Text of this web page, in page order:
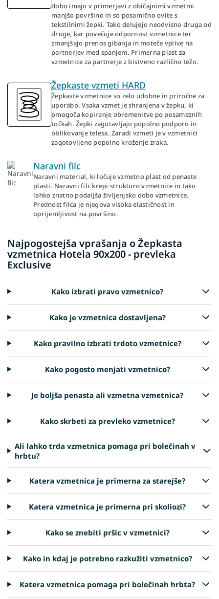
dobo imajo v primerjavi z običajnimi vzmetmi
manjšo površino in so posamično ovite s
tekstilnimi žepki. Tako delujejo neodvisno druga od
druge, kar povečuje odpornost vzmetnice ter
zmanjšajo prenos gibanja in moteče vplive na
partnerjev med spanjem. Primerna plast za
vzmetnice za partnerje z bistveno različno težo.
Žepkaste vzmeti HARD
Žepkaste vzmetnice so zelo udobne in priročne za
uporabo. Vsaka vzmet je shranjena v žepku, ki
omogoča kopiranje obremenitve po posameznih
točkah. Žepki zagotavljajo popolno podporo in
oblikovanje telesa. Zaradi vzmeti je v vzmetnici
zagotovljeno popolno kroženje zraka.
Naravni filc
Naravni material, ki ločuje vzmetno plast od penaste
plasti. Naravni filc krepi strukturo vzmetnice in tako
lahko znatno podaljša življenjsko dobo vzmetnice.
Prednost filca je njegova visoka elastičnost in
oprijemljivost na površino.
Najpogostejša vprašanja o Žepkasta
vzmetnica Hotela 90x200 - prevleka
Exclusive
Kako izbrati pravo vzmetnico?
Kako je vzmetnica dostavljena?
Kako pravilno izbrati trdoto vzmetnice?
Kako pogosto menjati vzmetnico?
Je boljša penasta ali vzmetna vzmetnica?
Kako skrbeti za prevleko vzmetnice?
Ali lahko trda vzmetnica pomaga pri bolečinah v
hrbtu?
Katera vzmetnica je primerna za starejše?
Katera vzmetnica je primerna pri skoliozi?
Kako se znebiti pršic v vzmetnici?
Kako in kdaj je potrebno razkužiti vzmetnico?
Katera vzmetnica pomaga pri bolečinah hrbta?